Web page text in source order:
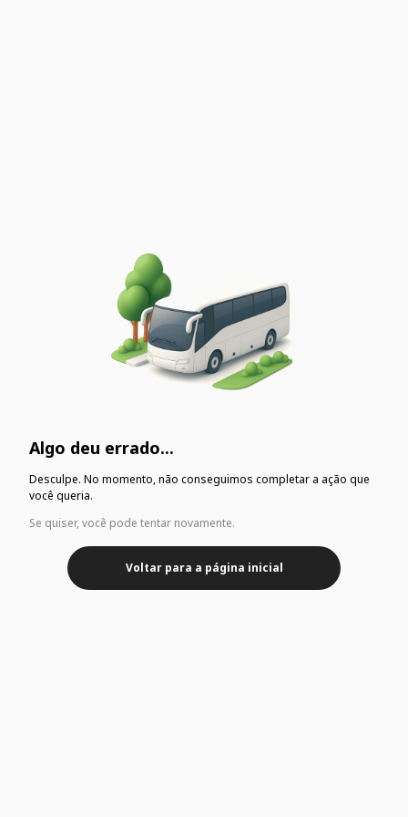
Algo deu errado...
Desculpe. No momento, não conseguimos completar a ação que
você queria.
Se quiser, você pode tentar novamente.
Voltar para a página inicial